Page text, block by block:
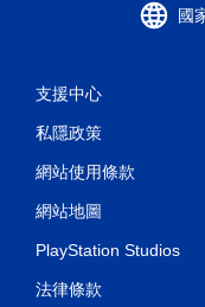
國
支援中心
私隱政策
網站使用條款
網站地圖
PlayStation Studios
法律條款